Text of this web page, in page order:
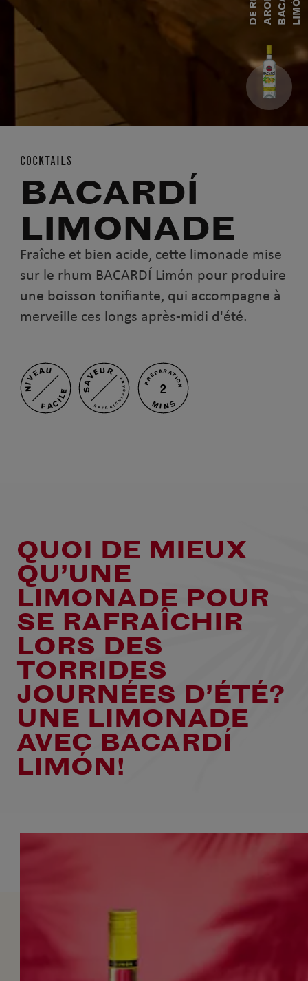
N
COCKTAILS
BACARDÍ
LIMONADE
Fraîche et bien acide, cette limonade mise
sur le rhum BACARDÍ Limón pour produire
une boisson tonifiante, qui accompagne à
merveille ces longs après-midi d'été.
NIVEAU
FACILE
SAVEUR
RAFRAÎCHISSANT PRÉPARATION
2
MINS
QUOI DE MIEUX
QU’UNE
LIMONADE POUR
SE RAFRAÎCHIR
LORS DES
TORRIDES
JOURNÉES D’ÉTÉ?
UNE LIMONADE
AVEC BACARDÍ
LIMÓN!